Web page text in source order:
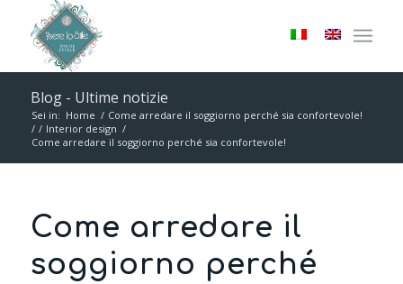
Blog - Ultime notizie
Sei in: Home / Come arredare il soggiorno perché sia confortevole!
/ / Interior design /
Come arredare il soggiorno perché sia confortevole!
Come arredare il
soggiorno perché